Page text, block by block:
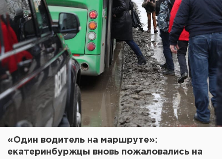
«Один водитель на маршруте»:
екатеринбуржцы вновь пожаловались на